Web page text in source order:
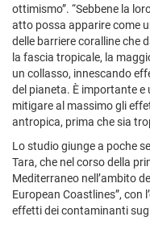
ottimismo”. “Sebbene la
atto possa apparire come
delle barriere coralline che
la fascia tropicale, la
un collasso, innescando
del pianeta. È importante
mitigare al massimo gli
antropica, prima che sia
Lo studio giunge a poche
Tara, che nel corso della
Mediterraneo nell’ambito
European Coastlines”, con
effetti dei contaminanti